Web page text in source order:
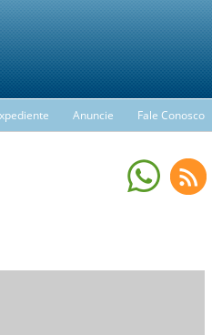
Anuncie Fale Conosco